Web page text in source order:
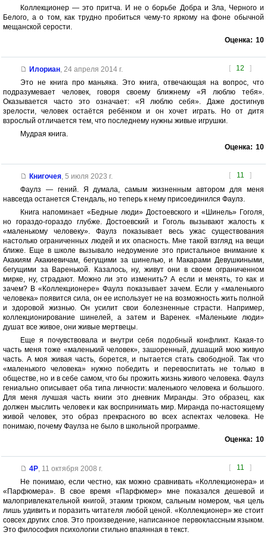
Коллекционер — это притча. И не о борьбе Добра и Зла, Черного и
Белого, а о том, как трудно пробиться чему-то яркому на фоне обычной
мещанской серости.
Оценка: 10
[ 12 ]
Илориан, 24 апреля 2014 г.
Это не книга про маньяка. Это книга, отвечающая на вопрос, что
подразумевает человек, говоря своему ближнему «Я люблю тебя».
Оказывается часто это означает: «Я люблю себя». Даже достигнув
зрелости, человек остаётся ребёнком и он хочет играть. Но от дитя
взрослый отличается тем, что последнему нужны живые игрушки.
Мудрая книга.
Оценка: 10
[ 11 ]
Книгочея, 5 июля 2023 г.
Фаулз — гений. Я думала, самым жизненным автором для меня
навсегда останется Стендаль, но теперь к нему присоединился Фаулз.
Книга напоминает «Бедные люди» Достоевского и «Шинель» Гоголя,
но гораздо-гораздо глубже. Достоевский и Гоголь вызывают жалость к
«маленькому человеку». Фаулз показывает весь ужас существования
настолько ограниченных людей и их опасность. Мне такой взгляд на вещи
ближе. Еще в школе вызывало недоумение это пристальное внимание к
Акакиям Акакиевичам, бегущими за шинелью, и Макарами Девушкиными,
бегущими за Варенькой. Казалось, ну, живут они в своем ограниченном
мирке, ну, страдают. Можно ли это изменить? А если и менять, то как и
зачем? В «Коллекционере» Фаулз показывает зачем. Если у «маленького
человека» появится сила, он ее использует не на возможность жить полной
и здоровой жизнью. Он усилит свои болезненные страсти. Например,
коллекционирование шинелей, а затем и Варенек. «Маленькие люди»
душат все живое, они живые мертвецы.
Еще я почувствовала и внутри себя подобный конфликт. Какая-то
часть меня тоже «маленький человек», зашоренный, душащий мою живую
часть. А моя живая часть, борется, и пытается стать свободной. Так что
«маленького человека» нужно победить и перевоспитать не только в
обществе, но и в себе самом, что бы прожить жизнь живого человека. Фаулз
гениально описывает оба типа личности: маленького человека и большого.
Для меня лучшая часть книги это дневник Миранды. Это образец, как
должен мыслить человек и как воспринимать мир. Миранда по-настоящему
живой человек, это образ прекрасного во всех аспектах человека. Не
понимаю, почему Фаулза не было в школьной программе.
Оценка: 10
[ 11 ]
4P, 11 октября 2008 г.
Не понимаю, если честно, как можно сравнивать «Коллекционера» и
«Парфюмера». В свое время «Парфюмер» мне показался дешевой и
малопривлекательной книгой, этаким трюком, сальным номером, чья цель
лишь удивить и поразить читателя любой ценой. «Коллекционер» же стоит
совсех других слов. Это произведение, написанное первоклассным языком.
Это философия психологии стильно впаянная в текст.